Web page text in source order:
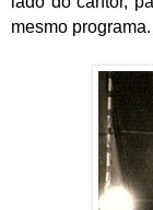
mesmo programa.